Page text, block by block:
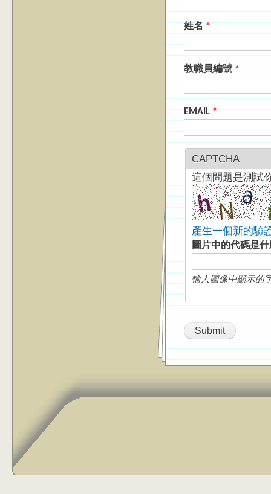
姓名 *
教職員編號*
EMAIL*
CAPTCHA
這個問題是測試
產生一個新的驗
圖片中的代碼是
輸入圖像中顯示的